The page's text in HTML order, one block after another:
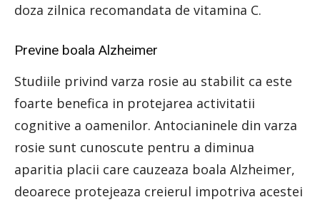
doza zilnica recomandata de vitamina C.
Previne boala Alzheimer
Studiile privind varza rosie au stabilit ca este
foarte benefica in protejarea activitatii
cognitive a oamenilor. Antocianinele din varza
rosie sunt cunoscute pentru a diminua
aparitia placii care cauzeaza boala Alzheimer,
deoarece protejeaza creierul impotriva acestei